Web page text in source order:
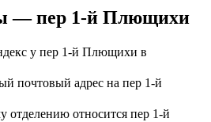
— пер 1-й Плющихи
у пер 1-й Плющихи в
почтовый адрес на пер 1-й
отделению относится пер 1-й